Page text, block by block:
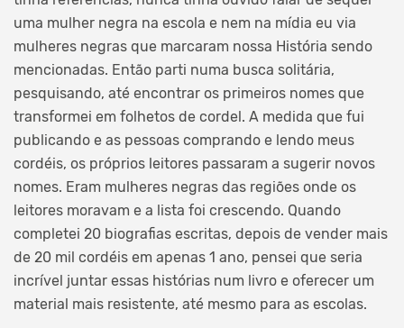
uma mulher negra na escola e nem na mídia eu via
mulheres negras que marcaram nossa História sendo
mencionadas. Então parti numa busca solitária,
pesquisando, até encontrar os primeiros nomes que
transformei em folhetos de cordel. A medida que fui
publicando e as pessoas comprando e lendo meus
cordéis, os próprios leitores passaram a sugerir novos
nomes. Eram mulheres negras das regiões onde os
leitores moravam e a lista foi crescendo. Quando
completei 20 biografias escritas, depois de vender mais
de 20 mil cordéis em apenas 1 ano, pensei que seria
incrível juntar essas histórias num livro e oferecer um
material mais resistente, até mesmo para as escolas.